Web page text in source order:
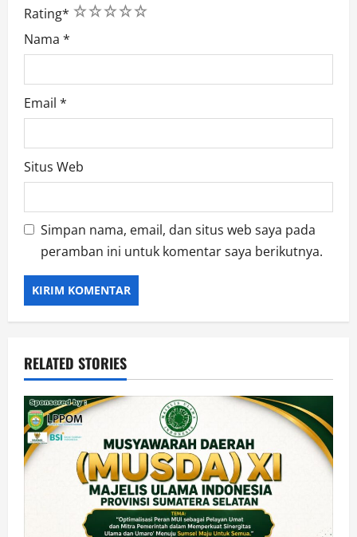
Rating* 5
4
3
2
1
Nama *
Email *
Situs Web
Simpan nama, email, dan situs web saya pada
peramban ini untuk komentar saya berikutnya.
RELATED STORIES